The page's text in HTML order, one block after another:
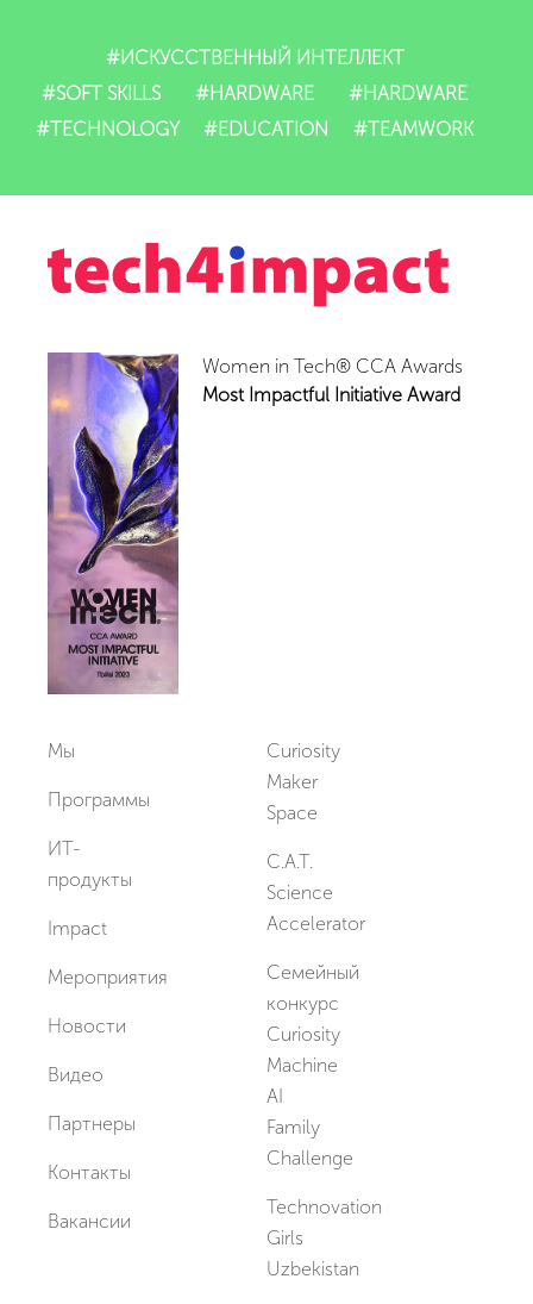
#ИСКУССТВЕННЫЙ ИНТЕЛЛЕКТ
#SOFT SKILLS
#HARDWARE
#HARDWARE
#TECHNOLOGY
#EDUCATION #TEAMWORK
Women in Tech® CCA Awards
Most Impactful Initiative Award
Мы
Программы
ИТ-
продукты
Impact
Мероприятия
Новости
Видео
Партнеры
Контакты
Вакансии
Curiosity
Maker
Space
C.A.T.
Science
Accelerator
Семейный
конкурс
Curiosity
Machine
AI
Family
Challenge
Technovation
Girls
Uzbekistan